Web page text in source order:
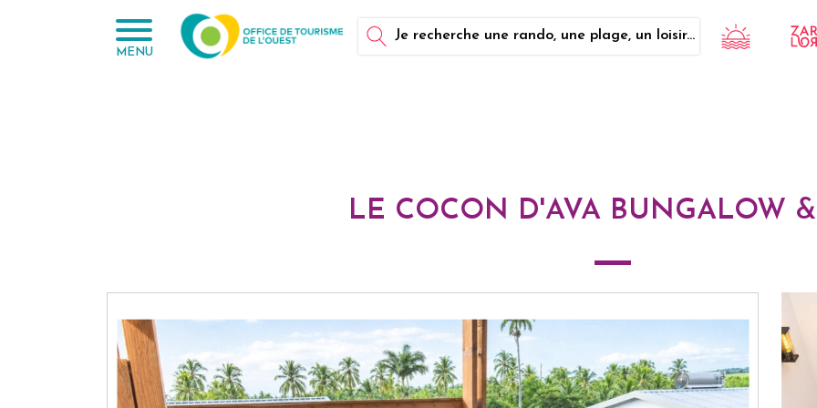
MENU
Je recherche une rando, une plage, un loisir...
LE COCON D'AVA BUNGALOW &